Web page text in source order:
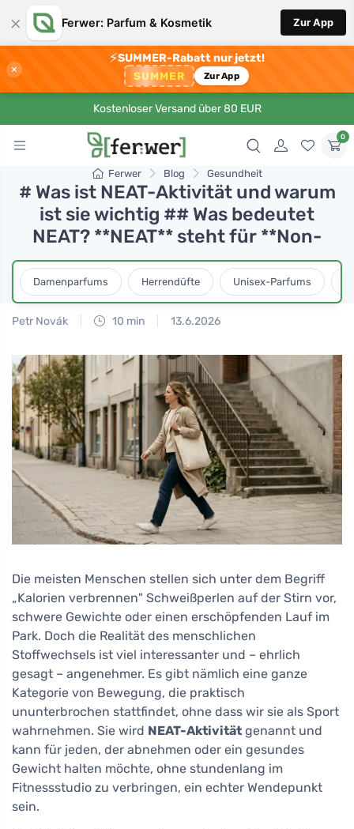
× Ferwer: Parfum & Kosmetik Zur App
×
⚡SUMMER-Rabatt nur jetzt!
SUMMER Zur App
Kostenloser Versand über 80 EUR
0
Ferwer Blog Gesundheit
# Was ist NEAT-Aktivität und warum
ist sie wichtig ## Was bedeutet
NEAT? **NEAT** steht für **Non-
Damenparfums Herrendüfte Unisex-Parfums
Petr Novák 10 min 13.6.2026
Die meisten Menschen stellen sich unter dem Begriff
„Kalorien verbrennen" Schweißperlen auf der Stirn vor,
schwere Gewichte oder einen erschöpfenden Lauf im
Park. Doch die Realität des menschlichen
Stoffwechsels ist viel interessanter und – ehrlich
gesagt – angenehmer. Es gibt nämlich eine ganze
Kategorie von Bewegung, die praktisch
ununterbrochen stattfindet, ohne dass wir sie als Sport
wahrnehmen. Sie wird NEAT-Aktivität genannt und
kann für jeden, der abnehmen oder ein gesundes
Gewicht halten möchte, ohne stundenlang im
Fitnessstudio zu verbringen, ein echter Wendepunkt
sein.